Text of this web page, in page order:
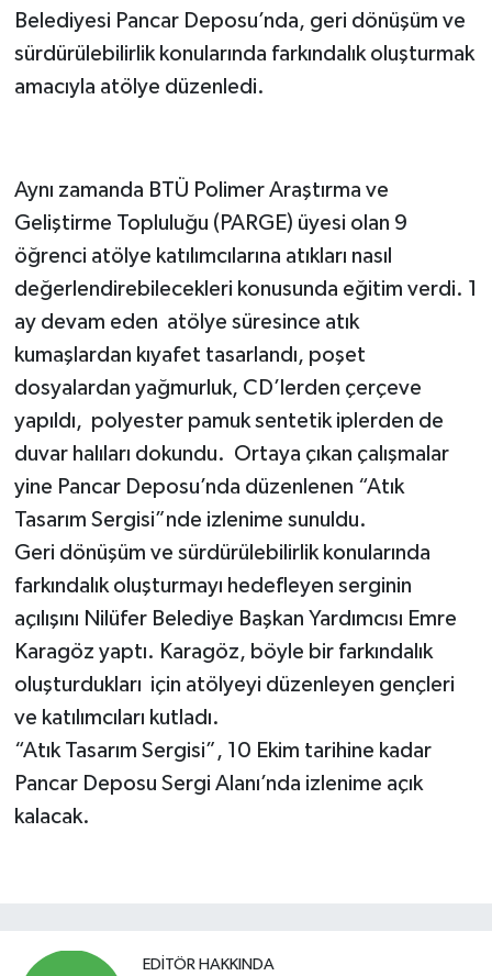
Belediyesi Pancar Deposu’nda, geri dönüşüm ve
sürdürülebilirlik konularında farkındalık oluşturmak
amacıyla atölye düzenledi.
Aynı zamanda BTÜ Polimer Araştırma ve
Geliştirme Topluluğu (PARGE) üyesi olan 9
öğrenci atölye katılımcılarına atıkları nasıl
değerlendirebilecekleri konusunda eğitim verdi. 1
ay devam eden atölye süresince atık
kumaşlardan kıyafet tasarlandı, poşet
dosyalardan yağmurluk, CD’lerden çerçeve
yapıldı, polyester pamuk sentetik iplerden de
duvar halıları dokundu. Ortaya çıkan çalışmalar
yine Pancar Deposu’nda düzenlenen “Atık
Tasarım Sergisi”nde izlenime sunuldu.
Geri dönüşüm ve sürdürülebilirlik konularında
farkındalık oluşturmayı hedefleyen serginin
açılışını Nilüfer Belediye Başkan Yardımcısı Emre
Karagöz yaptı. Karagöz, böyle bir farkındalık
oluşturdukları için atölyeyi düzenleyen gençleri
ve katılımcıları kutladı.
“Atık Tasarım Sergisi”, 10 Ekim tarihine kadar
Pancar Deposu Sergi Alanı’nda izlenime açık
kalacak.
EDITÖR HAKKINDA